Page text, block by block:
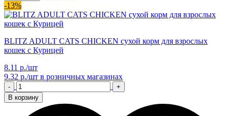
-13%
BLITZ ADULT CATS CHICKEN сухой корм для взрослых
кошек с Курицей
8.11 р./шт
9.32 р./шт в розничных магазинах
-
+
В корзину